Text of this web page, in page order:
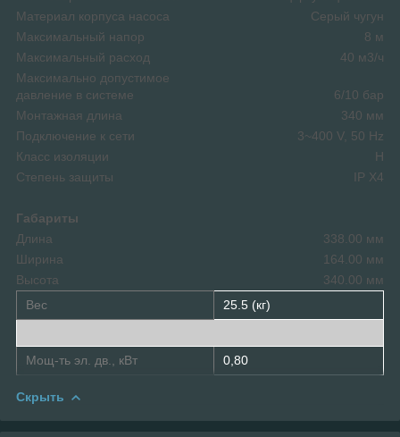
Материал корпуса насоса
Серый чугун
Максимальный напор
8 м
Максимальный расход
40 м3/ч
Максимально допустимое
давление в системе
6/10 бар
Монтажная длина
340 мм
Подключение к сети
3~400 V, 50 Hz
Класс изоляции
H
Степень защиты
IP X4
Габариты
Длина
338.00 мм
Ширина
164.00 мм
Высота
340.00 мм
Вес
25.5 (кг)
Мощ-ть эл. дв., кВт 0,80
Скрыть